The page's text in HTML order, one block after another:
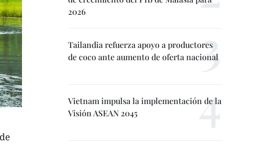
2026
Tailandia refuerza apoyo a productores
de coco ante aumento de oferta nacional
Vietnam impulsa la implementación de la
Visión ASEAN 2045